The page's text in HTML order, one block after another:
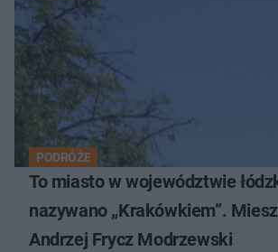
PODRÓŻE
To miasto w województwie
nazywano „Krakówkiem”.
Andrzej Frycz Modrzewski